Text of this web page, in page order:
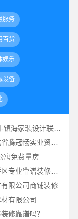
服务
百货
娱乐
设备
宁波雅美和居建材科技有限公司-镇海家装设计联系方式
寓免费量房
绍兴卓鑫装饰材料有限公司柯桥区专业靠谱装修自有施工队
限公司商铺装修
有限公司
修靠谱吗？